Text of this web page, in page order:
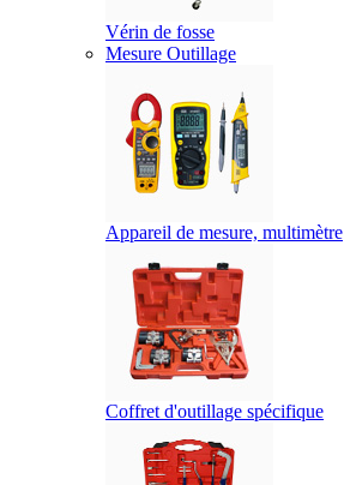
Vérin de fosse
Mesure Outillage
Appareil de mesure, multimètre
Coffret d'outillage spécifique